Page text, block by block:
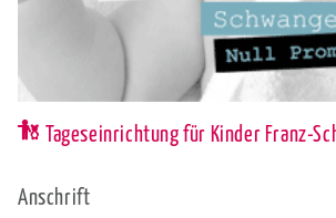
Tageseinrichtung für Kinder Franz-
An­schrift